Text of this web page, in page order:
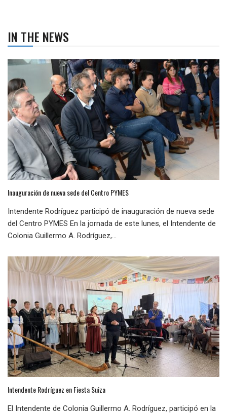
IN THE NEWS
Inauguración de nueva sede del Centro PYMES
Intendente Rodríguez participó de inauguración de nueva sede
del Centro PYMES En la jornada de este lunes, el Intendente de
Colonia Guillermo A. Rodríguez,...
Intendente Rodríguez en Fiesta Suiza
El Intendente de Colonia Guillermo A. Rodríguez, participó en la